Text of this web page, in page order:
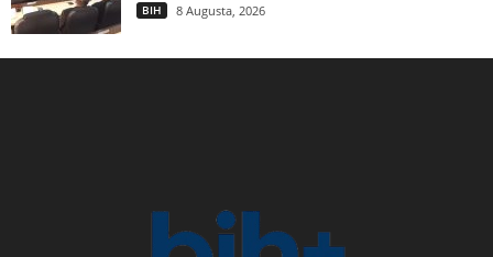
BIH 8 Augusta, 2026